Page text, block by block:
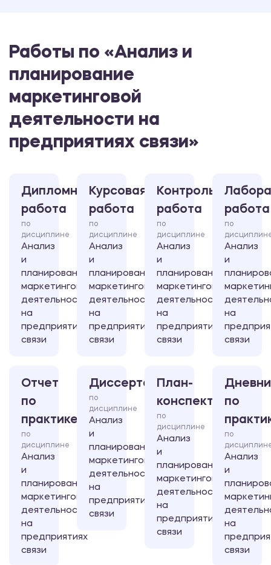
Работы по «Анализ и
планирование
маркетинговой
деятельности на
предприятиях связи»
Дипломная
работа
по
дисциплине
Анализ
и
планирование
маркетинговой
деятельности
на
предприятиях
связи
Курсовая
работа
по
дисциплине
Анализ
и
планирование
маркетинговой
деятельности
на
предприятиях
связи
Контрольная
работа
по
дисциплине
Анализ
и
планирование
маркетинговой
деятельности
на
предприятиях
связи
работа
по
Анализ
и
на
связи
Отчет
по
практике
по
дисциплине
Анализ
и
планирование
маркетинговой
деятельности
на
предприятиях
связи
Диссертация
по
дисциплине
Анализ
и
планирование
маркетинговой
деятельности
на
предприятиях
связи
План-
конспект
по
дисциплине
Анализ
и
планирование
маркетинговой
деятельности
на
предприятиях
связи
по
по
Анализ
и
на
связи